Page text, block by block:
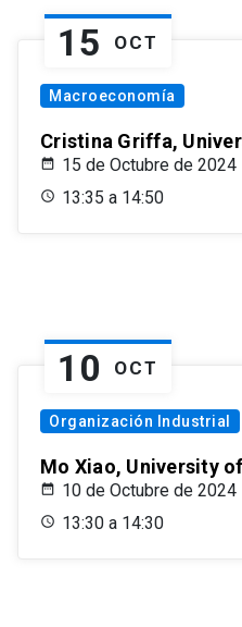
15 OCT
Macroeconomía
Cristina Griffa,
15 de Octubre de 2024
13:35 a 14:50
10 OCT
Organización Industrial
Mo Xiao, University
10 de Octubre de 2024
13:30 a 14:30